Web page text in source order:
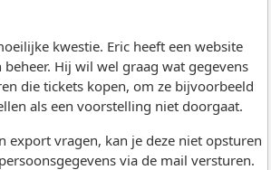
kwestie. Eric heeft een website
Hij wil wel graag wat gegevens
die tickets kopen, om ze bijvoorbeeld
als een voorstelling niet doorgaat.
export vragen, kan je deze niet opsturen
via de mail versturen.